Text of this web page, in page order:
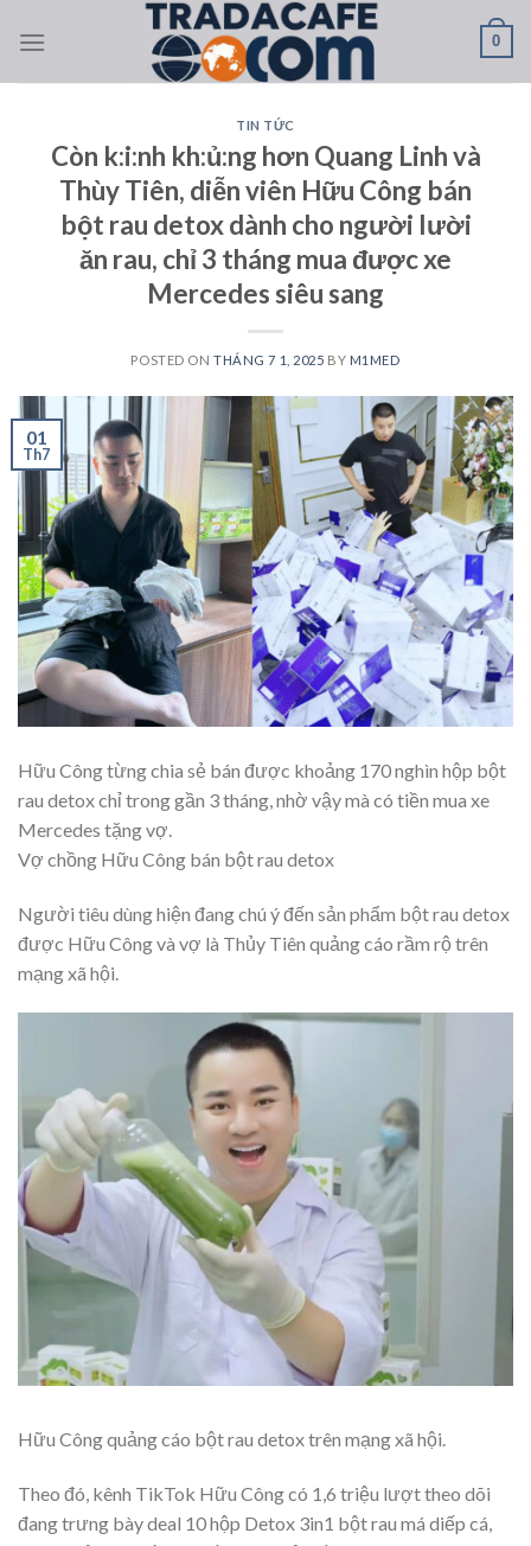
0
TIN TỨC
Còn k:i:nh kh:ủ:ng hơn Quang Linh và
Thùy Tiên, diễn viên Hữu Công bán
bột rau detox dành cho người lười
ăn rau, chỉ 3 tháng mua được xe
Mercedes siêu sang
POSTED ONTHÁNG 7 1, 2025 BY M1MED
01
Th7
Hữu Công từng chia sẻ bán được khoảng 170 nghìn hộp bột
rau detox chỉ trong gần 3 tháng, nhờ vậy mà có tiền mua xe
Mercedes tặng vợ.
Vợ chồng Hữu Công bán bột rau detox
Người tiêu dùng hiện đang chú ý đến sản phẩm bột rau detox
được Hữu Công và vợ là Thủy Tiên quảng cáo rầm rộ trên
mạng xã hội.
Hữu Công quảng cáo bột rau detox trên mạng xã hội.
Theo đó, kênh TikTok Hữu Công có 1,6 triệu lượt theo dõi
đang trưng bày deal 10 hộp Detox 3in1 bột rau má diếp cá,